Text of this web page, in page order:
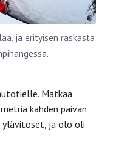
ja erityisen raskasta
Matkaa
kahden päivän
ylävitoset, ja olo oli